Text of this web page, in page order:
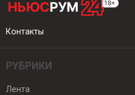
Контакты
РУБРИКИ
Лента